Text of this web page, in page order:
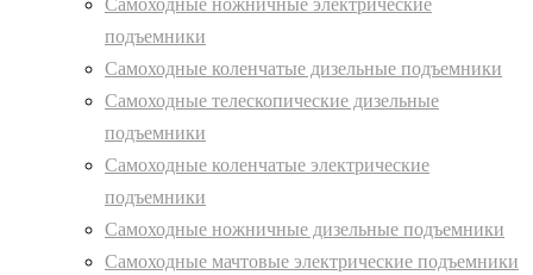
Самоходные ножничные электрические
подъемники
Самоходные коленчатые дизельные подъемники
Самоходные телескопические дизельные
подъемники
Самоходные коленчатые электрические
подъемники
Самоходные ножничные дизельные подъемники
Самоходные мачтовые электрические подъемники